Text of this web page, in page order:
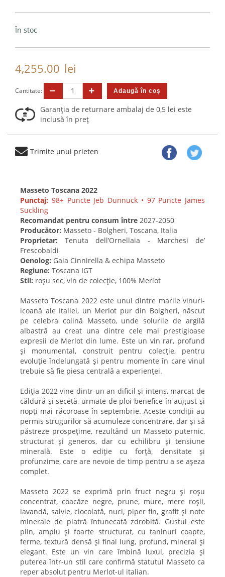
În stoc
4,255.00 lei
Cantitate:
Garanția de returnare ambalaj de 0,5 lei este
inclusă în preț
Trimite unui prieten
Masseto Toscana 2022
Punctaj: 98+ Puncte Jeb Dunnuck • 97 Puncte James
Suckling
Recomandat pentru consum între 2027-2050
Producător: Masseto - Bolgheri, Toscana, Italia
Proprietar: Tenuta dell’Ornellaia - Marchesi de’
Frescobaldi
Oenolog: Gaia Cinnirella & echipa Masseto
Regiune: Toscana IGT
Stil: roșu sec, vin de colecție, 100% Merlot
Masseto Toscana 2022 este unul dintre marile vinuri-
icoană ale Italiei, un Merlot pur din Bolgheri, născut
pe celebra colină Masseto, unde solurile de argilă
albastră au creat una dintre cele mai prestigioase
expresii de Merlot din lume. Este un vin rar, profund
și monumental, construit pentru colecție, pentru
evoluție îndelungată și pentru momente în care vinul
trebuie să fie piesa centrală a experienței.
Ediția 2022 vine dintr-un an dificil și intens, marcat de
căldură și secetă, urmate de ploi benefice în august și
nopți mai răcoroase în septembrie. Aceste condiții au
permis strugurilor să acumuleze concentrare, dar și să
păstreze prospețime, rezultând un Masseto puternic,
structurat și generos, dar cu echilibru și tensiune
minerală. Este o ediție cu forță, densitate și
profunzime, care are nevoie de timp pentru a se așeza
complet.
Masseto 2022 se exprimă prin fruct negru și roșu
concentrat, coacăze negre, prune, mure, mere roșii,
lavandă, salvie, ciocolată, nuci, piper fin, grafit și note
minerale de piatră întunecată zdrobită. Gustul este
plin, amplu și foarte structurat, cu taninuri coapte,
ferme, textură densă și final lung, profund, mineral și
elegant. Este un vin care îmbină luxul, precizia și
puterea într-un stil care confirmă statutul Masseto ca
reper absolut pentru Merlot-ul italian.